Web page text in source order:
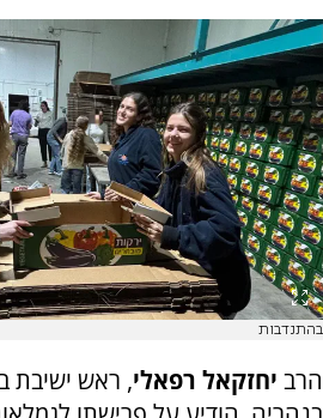
בהתנדבות
הרב יחזקאל רפאלי, ראש ישיבת